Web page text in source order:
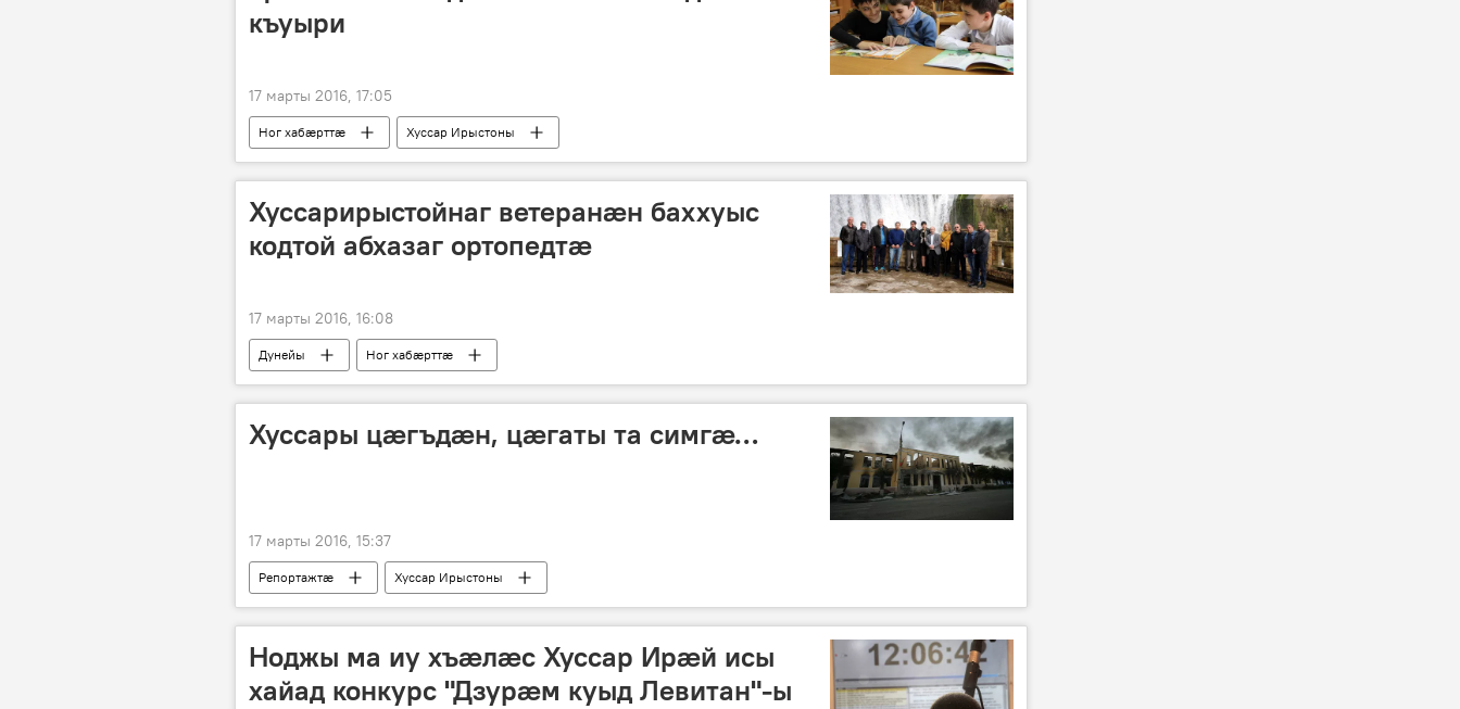
къуыри
17 марты 2016, 17:05
Ног хабӕрттӕ Хуссар Ирыстоны
Хуссарирыстойнаг ветеранæн баххуыс
кодтой абхазаг ортопедтæ
17 марты 2016, 16:08
Дунейы Ног хабӕрттӕ
Хуссары цæгъдæн, цæгаты та симгæ…
17 марты 2016, 15:37
Репортажтӕ Хуссар Ирыстоны
Ноджы ма иу хъæлæс Хуссар Ирæй исы
хайад конкурс "Дзурæм куыд Левитан"-ы